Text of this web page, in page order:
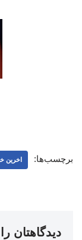
برچسب‌ها: اخرین
دیدگاهتان